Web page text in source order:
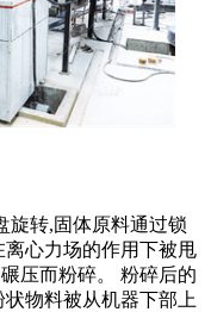
旋转,固体原料通过锁
心力场的作用下被甩
压而粉碎。 粉碎后的
物料被从机器下部上